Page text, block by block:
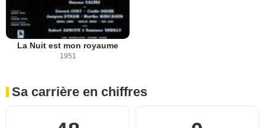
La Nuit est mon royaume
1951
Sa carrière en chiffres